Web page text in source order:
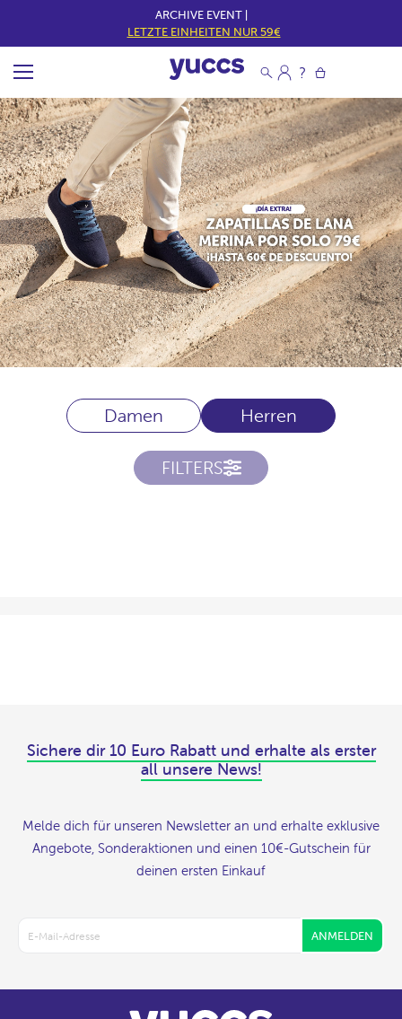
ARCHIVE EVENT |
LETZTE EINHEITEN NUR 59€
Damen Herren
FILTERS
Sichere dir 10 Euro Rabatt und erhalte als erster
all unsere News!
Melde dich für unseren Newsletter an und erhalte exklusive
Angebote, Sonderaktionen und einen 10€-Gutschein für
deinen ersten Einkauf
ANMELDEN